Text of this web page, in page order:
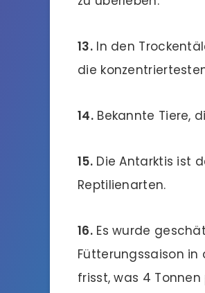
13.In den
die
14.Bekannte Tiere,
15.Die Antarktis ist
Reptilienarten.
16.Es wurde
Fütterungssaison
frisst, was 4